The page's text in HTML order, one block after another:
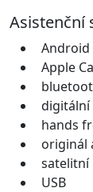
Asistenční
Android
Apple
digitální
hands
originál
satelitní
USB